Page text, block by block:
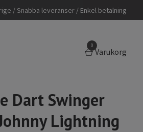
/ Snabba leveranser / Enkel betalning
0
Varukorg
Dart Swinger
Lightning